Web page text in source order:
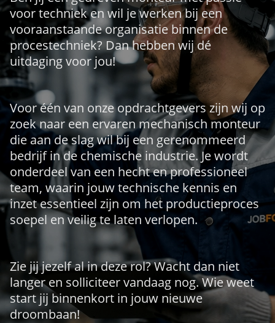
voor techniek en wil je werken bij een
vooraanstaande organisatie binnen de
procestechniek? Dan hebben wij dé
uitdaging voor jou!
Voor één van onze opdrachtgevers zijn wij op
zoek naar een ervaren mechanisch monteur
die aan de slag wil bij een gerenommeerd
bedrijf in de chemische industrie. Je wordt
onderdeel van een hecht en professioneel
team, waarin jouw technische kennis en
inzet essentieel zijn om het productieproces
soepel en veilig te laten verlopen.
Zie jij jezelf al in deze rol? Wacht dan niet
langer en solliciteer vandaag nog. Wie weet
start jij binnenkort in jouw nieuwe
droombaan!